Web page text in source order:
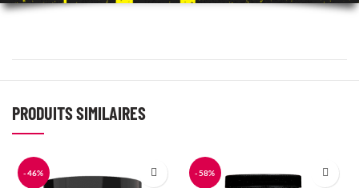
PRODUITS SIMILAIRES
-46% -58%